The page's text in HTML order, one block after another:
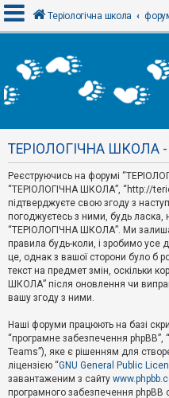
х
і
Р
є
с
т
р
а
ц
я
Т
м
и
б
е
з
в
і
Теріологічна школа
ТЕРІОЛОГІЧНА ШКОЛА -
Реєструючись на форумі
“ТЕРІОЛОГІЧНА ШКОЛА”, “http://
підтверджуєте свою згоду з
погоджуєтесь з ними, будь ласка,
“ТЕРІОЛОГІЧНА ШКОЛА”. Ми
правила будь-коли, і зробимо усе
це, однак з вашої сторони було б
текст на предмет змін, оскільки
ШКОЛА” після оновлення чи
вашу згоду з ними.
Наші форуми працюють на базі
“програмне забезпечення phpBB”,
Teams”), яке є рішенням для
ліцензією “GNU General Public
завантаженим з сайту
програмного забезпечення phpBB